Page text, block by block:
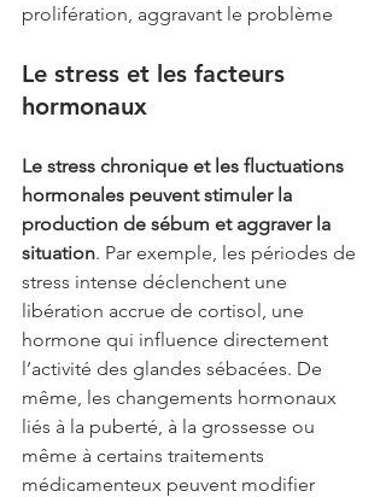
prolifération, aggravant le problème
Le stress et les facteurs
hormonaux
Le stress chronique et les fluctuations
hormonales peuvent stimuler la
production de sébum et aggraver la
situation. Par exemple, les périodes de
stress intense déclenchent une
libération accrue de cortisol, une
hormone qui influence directement
l’activité des glandes sébacées. De
même, les changements hormonaux
liés à la puberté, à la grossesse ou
même à certains traitements
médicamenteux peuvent modifier